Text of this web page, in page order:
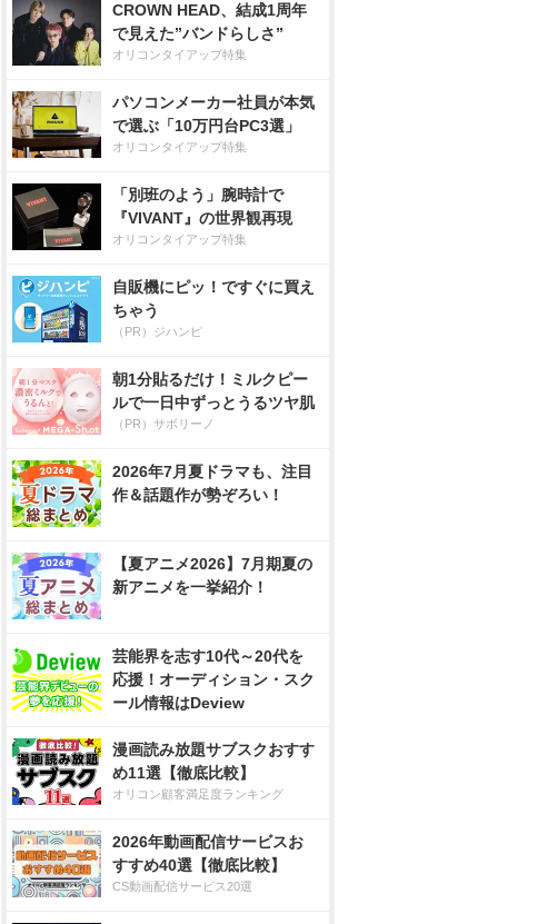
CROWN HEAD、結成1周年
で見えた”バンドらしさ”
オリコンタイアップ特集
パソコンメーカー社員が本気
で選ぶ「10万円台PC3選」
オリコンタイアップ特集
「別班のよう」腕時計で
『VIVANT』の世界観再現
オリコンタイアップ特集
自販機にピッ！ですぐに買え
ちゃう
（PR）ジハンピ
朝1分貼るだけ！ミルクピー
ルで一日中ずっとうるツヤ肌
（PR）サボリーノ
2026年7月夏ドラマも、注目
作＆話題作が勢ぞろい！
【夏アニメ2026】7月期夏の
新アニメを一挙紹介！
芸能界を志す10代～20代を
応援！オーディション・スク
ール情報はDeview
漫画読み放題サブスクおすす
め11選【徹底比較】
オリコン顧客満足度ランキング
2026年動画配信サービスお
すすめ40選【徹底比較】
CS動画配信サービス20選